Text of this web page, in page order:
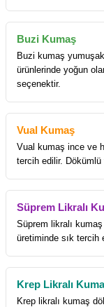
Buzi Kumaş
Buzi kumaş
ürünlerinde yoğun
seçenektir.
Vual Kumaş
Vual kumaş ince ve
tercih edilir. Dökümlü
Süprem Likralı
Süprem likralı
üretiminde sık tercih
Krep Likralı
Krep likralı kumaş